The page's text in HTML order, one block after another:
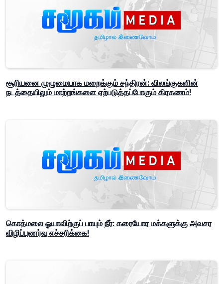
சூரியனை முழுமையாக மறைக்கும் சந்திரன்: விலங்குகளின்
நடத்தையிலும் மாற்றங்களை ஏற்படுத்தப்போகும் கிரகணம்!
கொத்மலை ஓயாவிற்குப் பாயும் நீர்: கரையோர மக்களுக்கு அவசர
விழிப்புணர்வு எச்சரிக்கை!